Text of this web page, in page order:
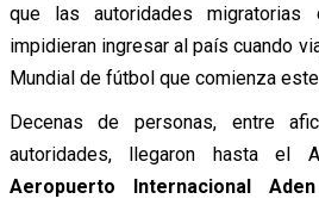
que las autoridades
impidieran ingresar al país cuando
Mundial de fútbol que comienza
Decenas de personas, entre
autoridades, llegaron hasta el
Aeropuerto Internacional